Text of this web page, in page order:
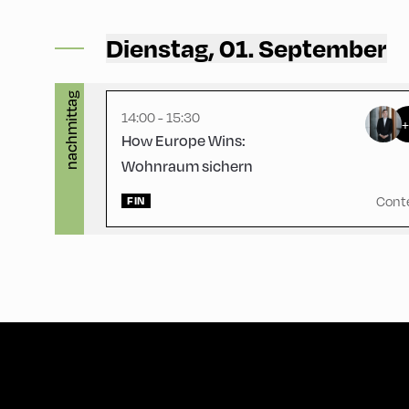
Dienstag, 01. September
nachmittag
Fichtensaal
14:00 - 15:30
How Europe Wins:
Wohnraum sichern
FIN